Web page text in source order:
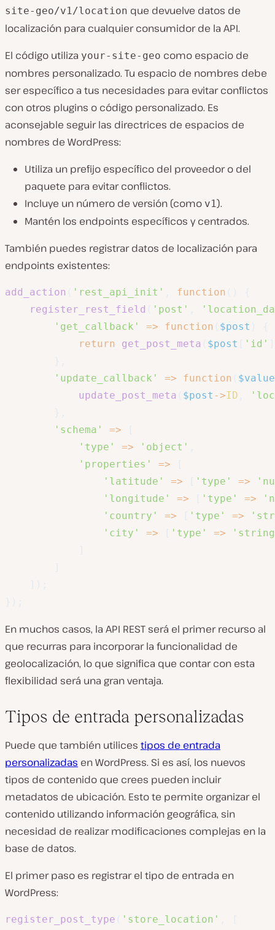
site-geo/v1/location que devuelve datos de
localización para cualquier consumidor de la API.
El código utiliza your-site-geo como espacio de
nombres personalizado. Tu espacio de nombres debe
ser específico a tus necesidades para evitar conflictos
con otros plugins o código personalizado. Es
aconsejable seguir las directrices de espacios de
nombres de WordPress:
Utiliza un prefijo específico del proveedor o del
paquete para evitar conflictos.
Incluye un número de versión (como v1 ).
Mantén los endpoints específicos y centrados.
También puedes registrar datos de localización para
endpoints existentes:
add_action 'rest_api_init' function
register_rest_field
'post'
'get_callback'
=> function $post
return
get_post_meta $post 'id'
'update_callback'
=> function
$value
update_post_meta
$post ->ID
'schema'
=>
'type'
=> 'object'
'properties'
=>
'latitude'
=> 'type' =>
'longitude'
=> 'type' =>
'country'
=> 'type' =>
'city'
=> 'type' =>
En muchos casos, la API REST será el primer recurso al
que recurras para incorporar la funcionalidad de
geolocalización, lo que significa que contar con esta
flexibilidad será una gran ventaja.
Tipos de entrada personalizadas
Puede que también utilices tipos de entrada
personalizadas en WordPress. Si es así, los nuevos
tipos de contenido que crees pueden incluir
metadatos de ubicación. Esto te permite organizar el
contenido utilizando información geográfica, sin
necesidad de realizar modificaciones complejas en la
base de datos.
El primer paso es registrar el tipo de entrada en
WordPress:
register_post_type 'store_location'